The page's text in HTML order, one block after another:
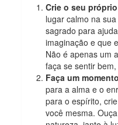
Crie o seu
lugar calmo na
sagrado para
imaginação e que
Não é apenas um
faça se sentir
Faça um
para a alma e o
para o espírito,
você mesma.